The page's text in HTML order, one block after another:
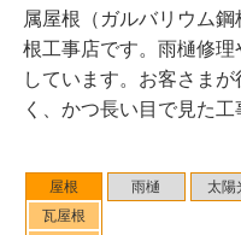
屋根
瓦屋根
雨樋 太陽
属屋根（ガルバリウム
根工事店です。雨樋修
しています。お客さま
く、かつ長い目で見た